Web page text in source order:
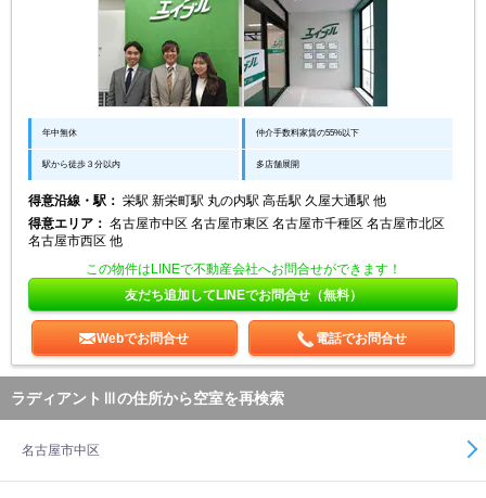
年中無休 仲介手数料家賃の55%以下
駅から徒歩３分以内 多店舗展開
得意沿線・駅： 栄駅 新栄町駅 丸の内駅 高岳駅 久屋大通駅 他
得意エリア： 名古屋市中区 名古屋市東区 名古屋市千種区 名古屋市北区
名古屋市西区 他
この物件はLINEで不動産会社へお問合せができます！
友だち追加してLINEでお問合せ（無料）
Webでお問合せ 電話でお問合せ
ラディアントⅢの住所から空室を再検索
名古屋市中区